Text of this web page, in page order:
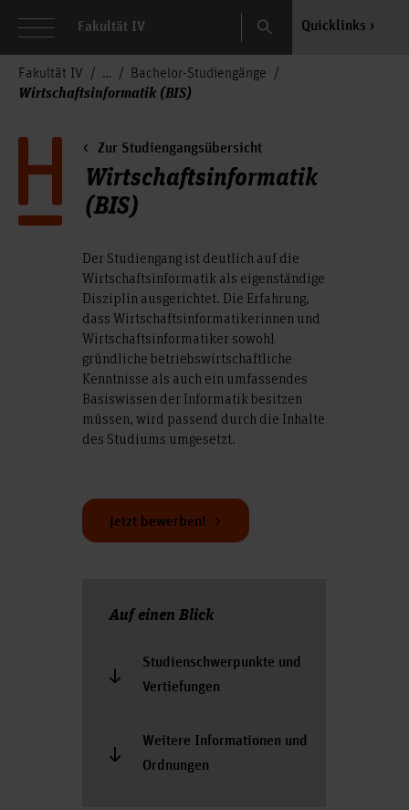
Fakultät IV Search Quicklinks
Fakultät IV Bachelor-Studiengänge
Wirtschaftsinformatik (BIS)
Zur Studiengangsübersicht
Wirtschaftsinformatik
(BIS)
Der Studiengang ist deutlich auf die
Wirtschaftsinformatik als eigenständige
Disziplin ausgerichtet. Die Erfahrung,
dass Wirtschaftsinformatikerinnen und
Wirtschaftsinformatiker sowohl
gründliche betriebswirtschaftliche
Kenntnisse als auch ein umfassendes
Basiswissen der Informatik besitzen
müssen, wird passend durch die Inhalte
des Studiums umgesetzt.
Jetzt bewerben!
Auf einen Blick
Studienschwerpunkte und
Vertiefungen
Weitere Informationen und
Ordnungen